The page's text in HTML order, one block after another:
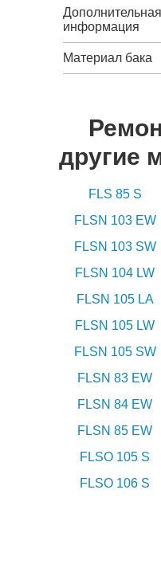
Дополнительная
информация
Материал бака
другие
FLS 85 S
FLSN 103 EW
FLSN 103 SW
FLSN 104 LW
FLSN 105 LA
FLSN 105 LW
FLSN 105 SW
FLSN 83 EW
FLSN 84 EW
FLSN 85 EW
FLSO 105 S
FLSO 106 S